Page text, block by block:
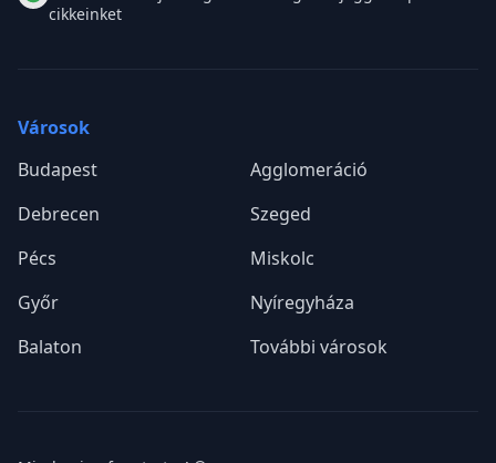
cikkeinket
Városok
Budapest
Agglomeráció
Debrecen
Szeged
Pécs
Miskolc
Győr
Nyíregyháza
Balaton
További városok